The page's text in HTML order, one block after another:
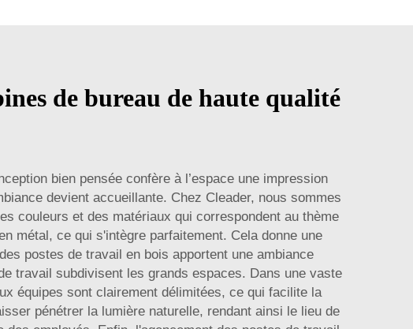
de bureau de haute qualité
bien pensée confère à l’espace une impression
devient accueillante. Chez Cleader, nous sommes
couleurs et des matériaux qui correspondent au thème
métal, ce qui s'intègre parfaitement. Cela donne une
postes de travail en bois apportent une ambiance
travail subdivisent les grands espaces. Dans une vaste
équipes sont clairement délimitées, ce qui facilite la
pénétrer la lumière naturelle, rendant ainsi le lieu de